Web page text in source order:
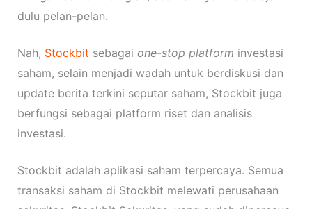
dulu pelan-pelan.
Nah, Stockbit sebagai one-stop platform investasi
saham, selain menjadi wadah untuk berdiskusi dan
updateberita terkini seputar saham, Stockbit juga
berfungsi sebagai platform riset dan analisis
investasi.
Stockbit adalah aplikasi saham terpercaya. Semua
transaksi saham di Stockbit melewati perusahaan